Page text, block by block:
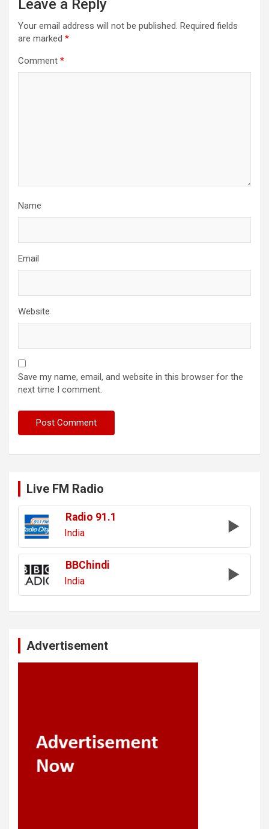
Leave a Reply
Your email address will not be published. Required fields
are marked *
Comment *
Name
Email
Website
Save my name, email, and website in this browser for the
next time I comment.
Live FM Radio
Radio 91.1
India
BBChindi
India
Advertisement